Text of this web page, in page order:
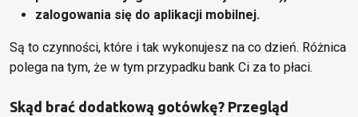
zalogowania się do aplikacji mobilnej.
Są to czynności, które i tak wykonujesz na co dzień. Różnica
polega na tym, że w tym przypadku bank Ci za to płaci.
Skąd brać dodatkową gotówkę? Przegląd